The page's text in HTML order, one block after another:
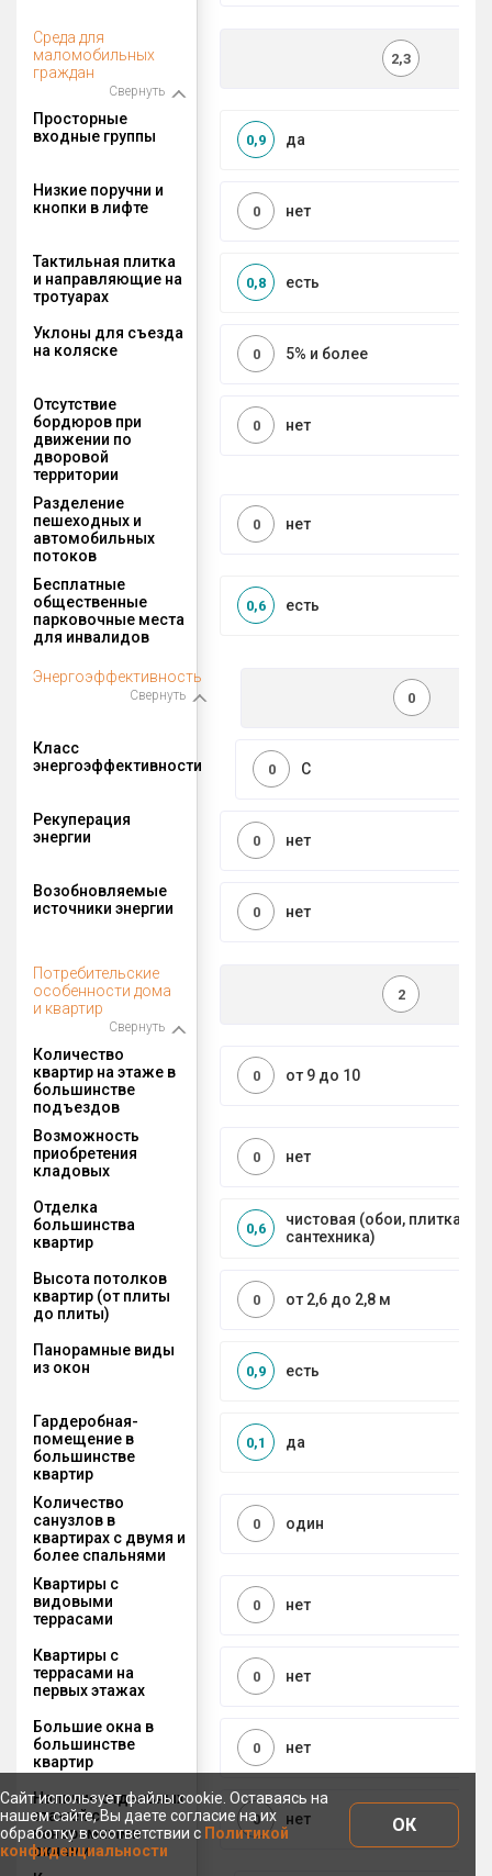
Среда для
маломобильных
граждан
Свернуть
2,3
Просторные
входные группы
да
0,9
Низкие поручни и
кнопки в лифте
нет
0
Тактильная плитка
и направляющие на
тротуарах
есть
0,8
Уклоны для съезда
на коляске
5% и более
0
Отсутствие
бордюров при
движении по
дворовой
территории
нет
0
Разделение
пешеходных и
автомобильных
потоков
нет
0
Бесплатные
общественные
парковочные места
для инвалидов
есть
0,6
Энергоэффективность
Свернуть 0
Класс
энергоэффективности
C
0
Рекуперация
энергии
нет
0
Возобновляемые
источники энергии
нет
0
Потребительские
особенности дома
и квартир
Свернуть
2
Количество
квартир на этаже в
большинстве
подъездов
от 9 до 10
0
Возможность
приобретения
кладовых
нет
0
Отделка
большинства
квартир
чистовая (обои, плитка,
сантехника)
0,6
Высота потолков
квартир (от плиты
до плиты)
от 2,6 до 2,8 м
0
Панорамные виды
из окон
есть
0,9
Гардеробная-
помещение в
большинстве
квартир
да
0,1
Количество
санузлов в
квартирах с двумя и
более спальнями
один
0
Квартиры с
видовыми
террасами
нет
0
Квартиры с
террасами на
первых этажах
нет
0
Большие окна в
большинстве
квартир
нет
0
Наличие отдельных
этажей с
панорамными
окнами
нет
0
Сайт использует файлы cookie. Оставаясь на
нашем сайте, Вы даете согласие на их
обработку в соответствии с Политикой
конфиденциальности
ОК